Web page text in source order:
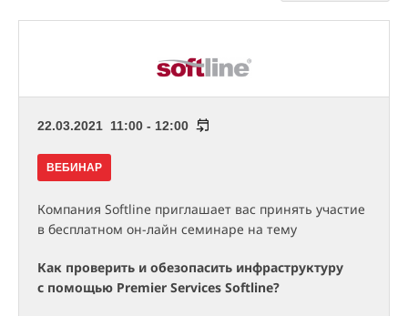
22.03.2021 11:00 - 12:00
ВЕБИНАР
Компания Softline приглашает вас принять участие
в бесплатном он-лайн семинаре на тему
Как проверить и обезопасить инфраструктуру
с помощью Premier Services Softline?